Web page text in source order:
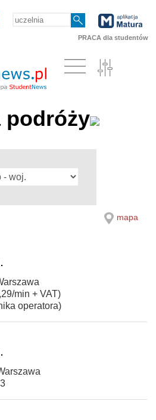
PRACA dla studentów
podróży
mapa
min + VAT)
operatora)